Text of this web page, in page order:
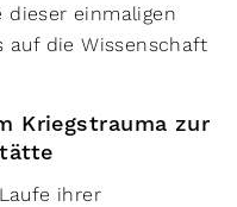
dieser einmaligen
auf die Wissenschaft
Kriegstrauma zur
ihrer